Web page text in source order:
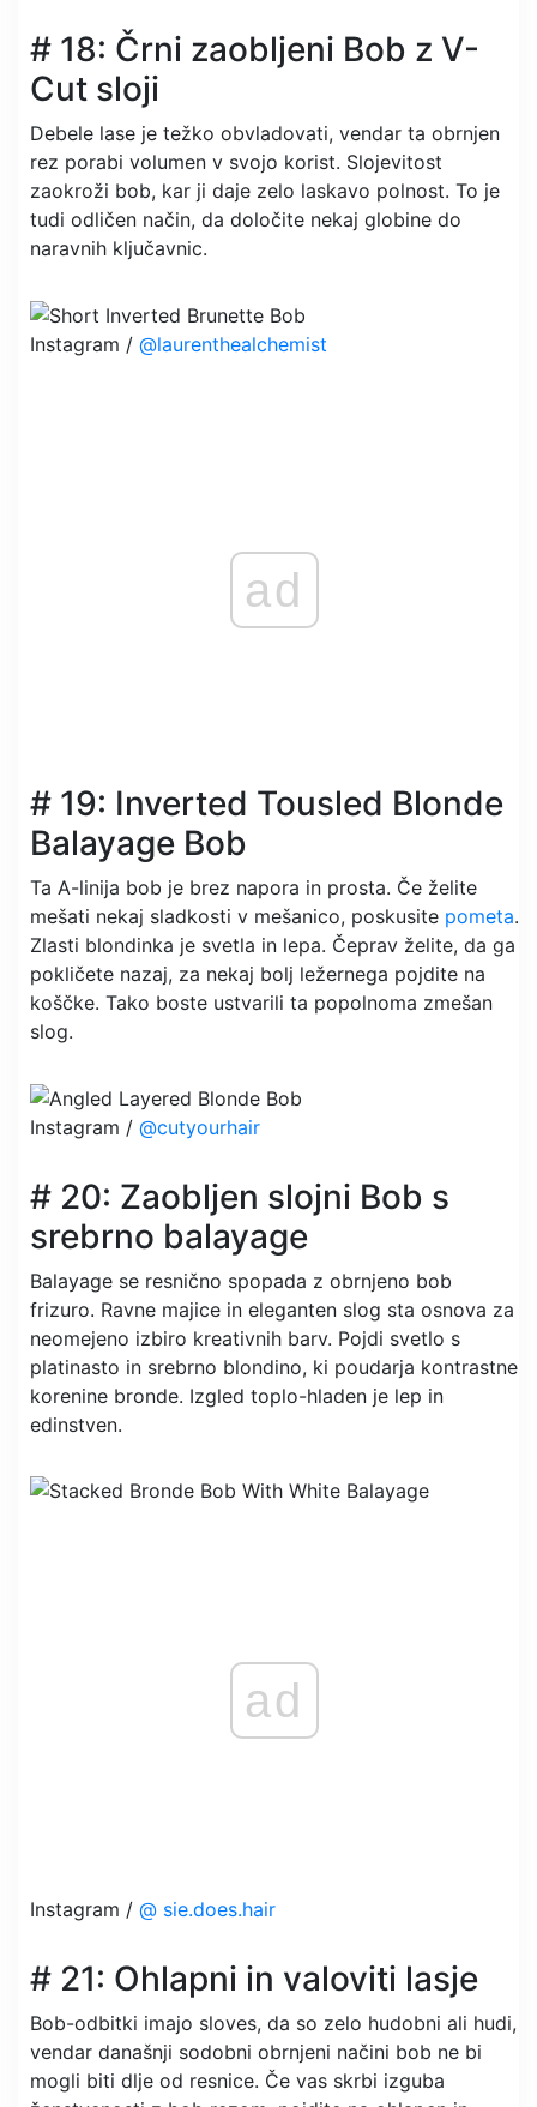
# 18: Črni zaobljeni Bob z V-
Cut sloji
Debele lase je težko obvladovati, vendar ta obrnjen
rez porabi volumen v svojo korist. Slojevitost
zaokroži bob, kar ji daje zelo laskavo polnost. To je
tudi odličen način, da določite nekaj globine do
naravnih ključavnic.
Instagram / @laurenthealchemist
ad
# 19: Inverted Tousled Blonde
Balayage Bob
Ta A-linija bob je brez napora in prosta. Če želite
mešati nekaj sladkosti v mešanico, poskusite pometa.
Zlasti blondinka je svetla in lepa. Čeprav želite, da ga
pokličete nazaj, za nekaj bolj ležernega pojdite na
koščke. Tako boste ustvarili ta popolnoma zmešan
slog.
Instagram / @cutyourhair
# 20: Zaobljen slojni Bob s
srebrno balayage
Balayage se resnično spopada z obrnjeno bob
frizuro. Ravne majice in eleganten slog sta osnova za
neomejeno izbiro kreativnih barv. Pojdi svetlo s
platinasto in srebrno blondino, ki poudarja kontrastne
korenine bronde. Izgled toplo-hladen je lep in
edinstven.
ad
Instagram / @ sie.does.hair
# 21: Ohlapni in valoviti lasje
Bob-odbitki imajo sloves, da so zelo hudobni ali hudi,
vendar današnji sodobni obrnjeni načini bob ne bi
mogli biti dlje od resnice. Če vas skrbi izguba